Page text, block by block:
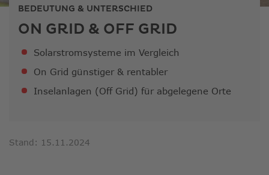
BEDEUTUNG & UNTERSCHIED
ON GRID & OFF GRID
Solarstromsysteme im Vergleich
On Grid günstiger & rentabler
Inselanlagen (Off Grid) für abgelegene Orte
Stand: 15.11.2024